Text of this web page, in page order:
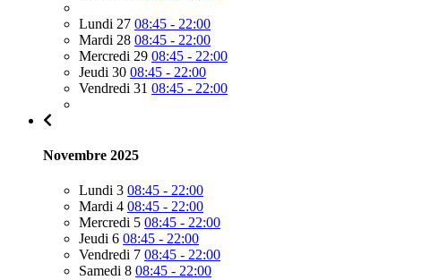
Lundi 27 08:45 - 22:00
Mardi 28 08:45 - 22:00
Mercredi 29 08:45 - 22:00
Jeudi 30 08:45 - 22:00
Vendredi 31 08:45 - 22:00
Novembre 2025
Lundi 3 08:45 - 22:00
Mardi 4 08:45 - 22:00
Mercredi 5 08:45 - 22:00
Jeudi 6 08:45 - 22:00
Vendredi 7 08:45 - 22:00
Samedi 8 08:45 - 22:00